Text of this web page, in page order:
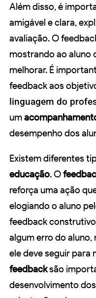
Além disso, é
amigável e clara,
avaliação. O
mostrando ao aluno
melhorar. É
feedback aos
linguagem do
um
desempenho dos
Existem diferentes
educação. O
reforça uma ação
elogiando o aluno
feedback
algum erro do
ele deve seguir para
feedbacksão
desenvolvimento